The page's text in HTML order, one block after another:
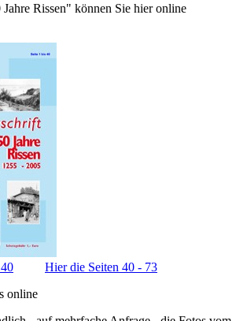
Rissen" können Sie hier online
Hier die Seiten 40 - 73
online